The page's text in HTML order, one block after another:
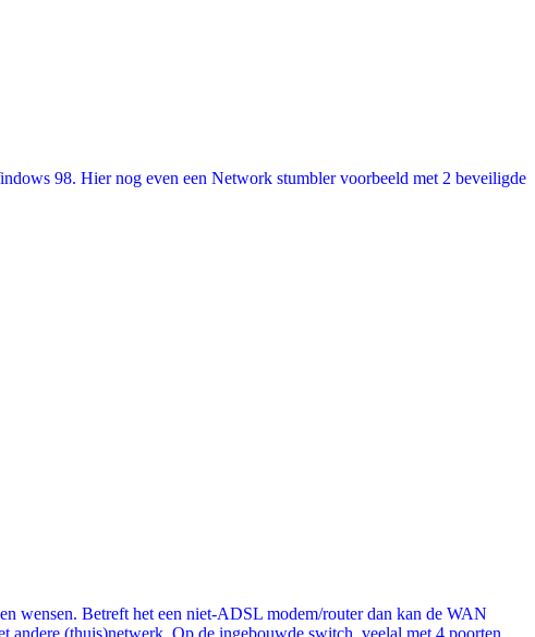
98. Hier nog even een Network stumbler voorbeeld met 2 beveiligde
wensen. Betreft het een niet-ADSL modem/router dan kan de WAN
(thuis)netwerk. Op de ingebouwde switch, veelal met 4 poorten,